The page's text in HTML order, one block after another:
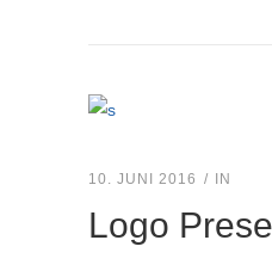
10. JUNI 2016 IN
Logo